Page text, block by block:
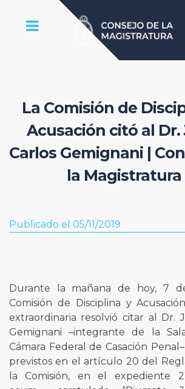
La Comisión de
Acusación citó al Dr.
Carlos Gemignani |
la Magistratura
Publicado el 05/11/2019
Durante la mañana de hoy, 7
Comisión de Disciplina y
extraordinaria resolvió citar al Dr.
Gemignani –integrante de la
Cámara Federal de Casación
previstos en el artículo 20 del
la Comisión, en el expediente